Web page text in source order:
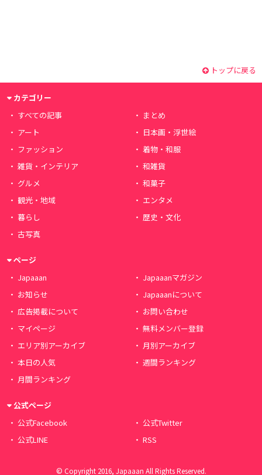
トップに戻る
カテゴリー
すべての記事
まとめ
アート
日本画・浮世絵
ファッション
着物・和服
雑貨・インテリア
和雑貨
グルメ
和菓子
観光・地域
エンタメ
暮らし
歴史・文化
古写真
ページ
Japaaan
Japaaanマガジン
お知らせ
Japaaanについて
広告掲載について
お問い合わせ
マイページ
無料メンバー登録
エリア別アーカイブ
月別アーカイブ
本日の人気
週間ランキング
月間ランキング
公式ページ
公式Facebook
公式Twitter
公式LINE
RSS
© Copyright 2016, Japaaan All Rights Reserved.